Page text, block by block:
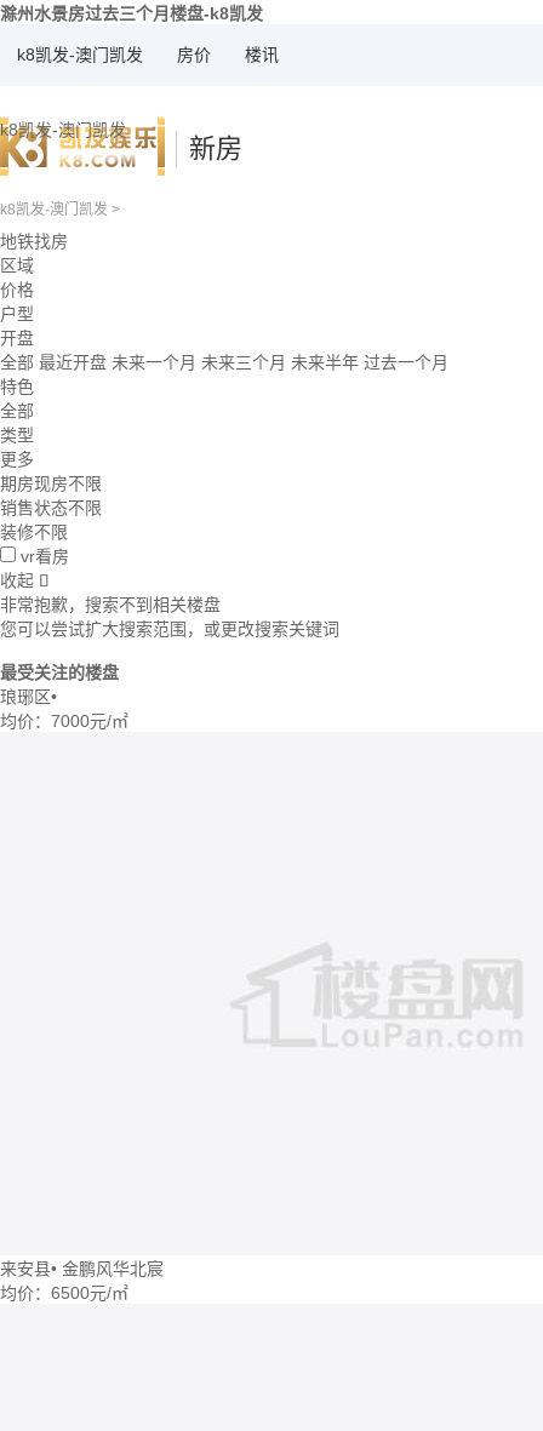
滁州水景房过去三个月楼盘-k8凯发
k8凯发-澳门凯发 房价 楼讯
k8凯发-澳门凯发
新房
k8凯发-澳门凯发 >
地铁找房
区域
价格
户型
开盘
全部 最近开盘 未来一个月 未来三个月 未来半年 过去一个月
特色
全部
类型
更多
期房现房不限
销售状态不限
装修不限
vr看房
收起 
非常抱歉，搜索不到相关楼盘
您可以尝试扩大搜索范围，或更改搜索关键词
最受关注的楼盘
琅琊区•
均价： 7000元/㎡
来安县• 金鹏风华北宸
均价： 6500元/㎡